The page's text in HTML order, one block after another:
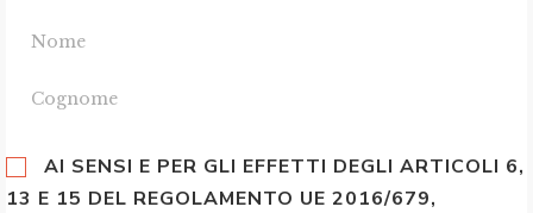
AI SENSI E PER GLI EFFETTI DEGLI ARTICOLI 6,
13 E 15 DEL REGOLAMENTO UE 2016/679,